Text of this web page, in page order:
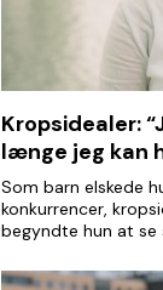
Kropsidealer:
længe jeg kan
Som barn elskede
konkurrencer,
begyndte hun at